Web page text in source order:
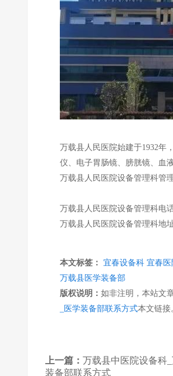
万载县人民医院始建于1932年
仪、电子胃肠镜、膀胱镜、血
万载县人民医院设备管理科管
万载县人民医院设备管理科电
万载县人民医院设备管理科地
本文标签： 宜春设备科 宜春
万载县医学装备部
版权说明： 如非注明，本站文
_医学装备部联系方式本文链接
上一篇： 万载县中医院设备科
装备部联系方式